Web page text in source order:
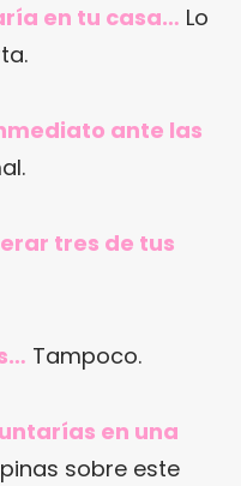
en tu casa… Lo
ante las
tres de tus
Tampoco.
en una
sobre este